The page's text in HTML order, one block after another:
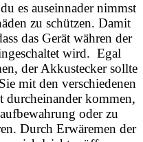
es auseinnader nimmst
zu schützen. Damit
das Gerät währen der
wird. Egal
der Akkustecker sollte
mit den verschiedenen
durcheinander kommen,
oder zu
Durch Erwäremen der